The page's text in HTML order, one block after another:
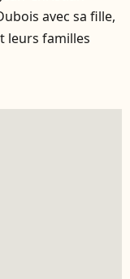
avec sa fille,
leurs familles